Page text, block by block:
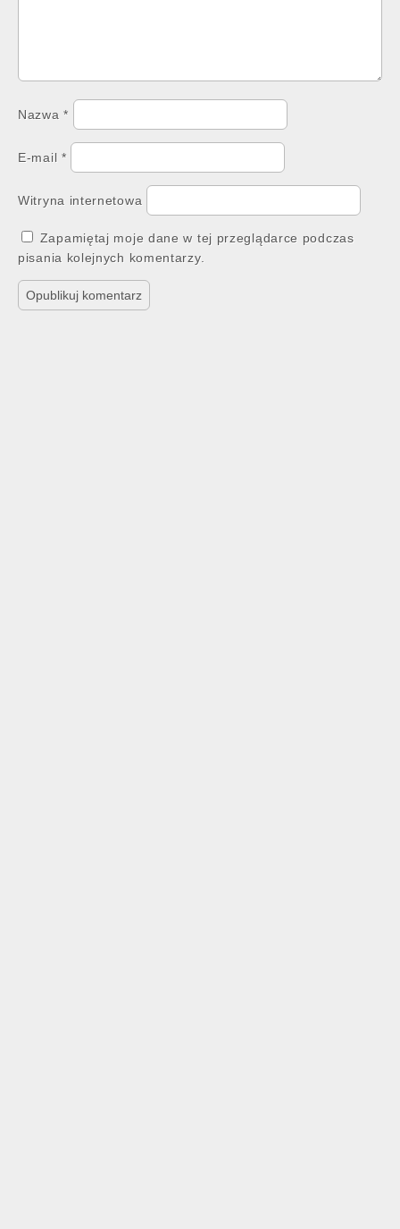
Nazwa*
E-mail *
Witryna internetowa
Zapamiętaj moje dane w tej przeglądarce podczas
pisania kolejnych komentarzy.